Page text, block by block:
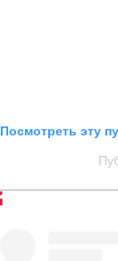
Посмотреть эту